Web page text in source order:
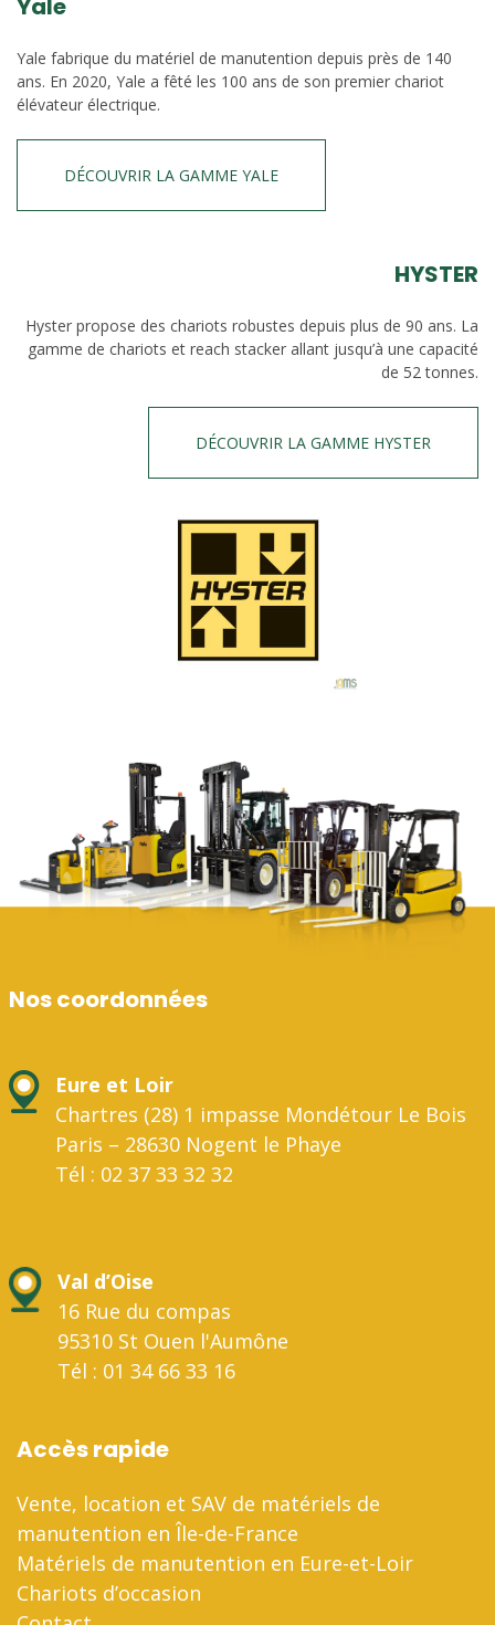
Yale
Yale fabrique du matériel de manutention depuis près de 140
ans. En 2020, Yale a fêté les 100 ans de son premier chariot
élévateur électrique.
DÉCOUVRIR LA GAMME YALE
HYSTER
Hyster propose des chariots robustes depuis plus de 90 ans. La
gamme de chariots et reach stacker allant jusqu’à une capacité
de 52 tonnes.
DÉCOUVRIR LA GAMME HYSTER
Nos coordonnées
Eure et Loir
Chartres (28) 1 impasse Mondétour Le Bois
Paris – 28630 Nogent le Phaye
Tél : 02 37 33 32 32
Val d’Oise
16 Rue du compas
95310 St Ouen l'Aumône
Tél : 01 34 66 33 16
Accès rapide
Vente, location et SAV de matériels de
manutention en Île-de-France
Matériels de manutention en Eure-et-Loir
Chariots d’occasion